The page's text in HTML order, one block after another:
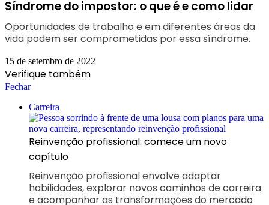
Síndrome do impostor: o que é e como lidar
Oportunidades de trabalho e em diferentes áreas da
vida podem ser comprometidas por essa síndrome.
15 de setembro de 2022
Verifique também
Fechar
Carreira
Reinvenção profissional: comece um novo
capítulo
Reinvenção profissional envolve adaptar
habilidades, explorar novos caminhos de carreira
e acompanhar as transformações do mercado